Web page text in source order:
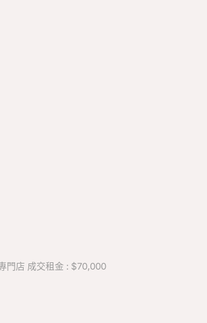
門店 成交租金 : $70,000